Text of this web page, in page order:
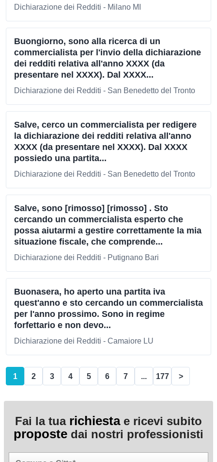
Dichiarazione dei Redditi - Milano MI
Buongiorno, sono alla ricerca di un
commercialista per l'invio della dichiarazione
dei redditi relativa all'anno XXXX (da
presentare nel XXXX). Dal XXXX...
Dichiarazione dei Redditi - San Benedetto del Tronto
Salve, cerco un commercialista per redigere
la dichiarazione dei redditi relativa all'anno
XXXX (da presentare nel XXXX). Dal XXXX
possiedo una partita...
Dichiarazione dei Redditi - San Benedetto del Tronto
Salve, sono [rimosso] [rimosso] . Sto
cercando un commercialista esperto che
possa aiutarmi a gestire correttamente la mia
situazione fiscale, che comprende...
Dichiarazione dei Redditi - Putignano Bari
Buonasera, ho aperto una partita iva
quest'anno e sto cercando un commercialista
per l'anno prossimo. Sono in regime
forfettario e non devo...
Dichiarazione dei Redditi - Camaiore LU
1 2 3 4 5 6 7 ... 177 >
Fai la tua richiestae ricevi subito
proposte dai nostri professionisti